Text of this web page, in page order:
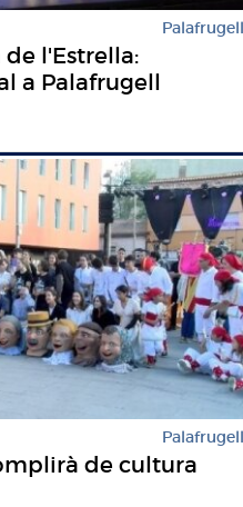
Palafrugell
l'Estrella:
a Palafrugell
Palafrugell
de cultura